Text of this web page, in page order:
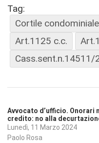
Tag:
Cortile condominiale
Art.1125 c.c.
Cass.sent.n.14511/
Avvocato d’ufficio.
credito: no alla
Lunedì, 11 Marzo 2024
Paolo Rosa